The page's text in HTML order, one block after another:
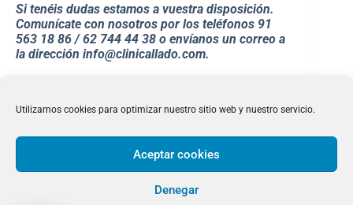
Utilizamos cookies para optimizar nuestro sitio web y nuestro servicio.
Aceptar cookies
Denegar
Si tenéis dudas estamos a vuestra disposición.
Comunícate con nosotros por los teléfonos 91
563 18 86 / 62 744 44 38 o envíanos un correo a
la dirección info@clinicallado.com.